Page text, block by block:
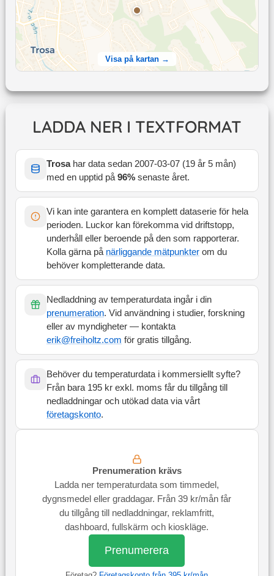
Visa på kartan →
LADDA NER I TEXTFORMAT
Trosahar data sedan 2007-03-07(19 år 5 mån)
med en upptid på96% senaste året.
Vi kan inte garantera en komplett dataserie för hela
perioden. Luckor kan förekomma vid driftstopp,
underhåll eller beroende på den som rapporterar.
Kolla gärna på närliggande mätpunkterom du
behöver kompletterande data.
Nedladdning av temperaturdata ingår i din
prenumeration. Vid användning i studier, forskning
eller av myndigheter — kontakta
erik@freiholtz.com för gratis tillgång.
Behöver du temperaturdata i kommersiellt syfte?
Från bara 195 kr exkl. moms får du tillgång till
nedladdningar och utökad data via vårt
företagskonto.
Prenumeration krävs
Ladda ner temperaturdata som timmedel,
dygnsmedel eller graddagar. Från 39 kr/mån får
du tillgång till nedladdningar, reklamfritt,
dashboard, fullskärm och kioskläge.
Prenumerera